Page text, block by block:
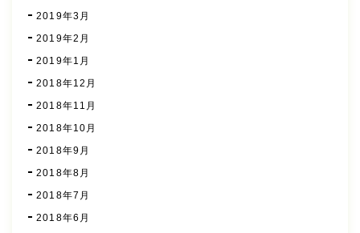
2019年3月
2019年2月
2019年1月
2018年12月
2018年11月
2018年10月
2018年9月
2018年8月
2018年7月
2018年6月